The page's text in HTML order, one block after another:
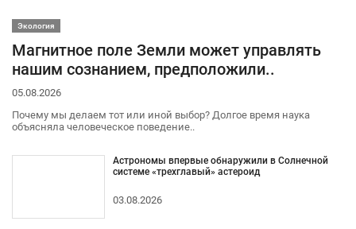
Экология
Магнитное поле Земли может управлять
нашим сознанием, предположили..
05.08.2026
Почему мы делаем тот или иной выбор? Долгое время наука
объясняла человеческое поведение..
Астрономы впервые обнаружили в Солнечной
системе «трехглавый» астероид
03.08.2026